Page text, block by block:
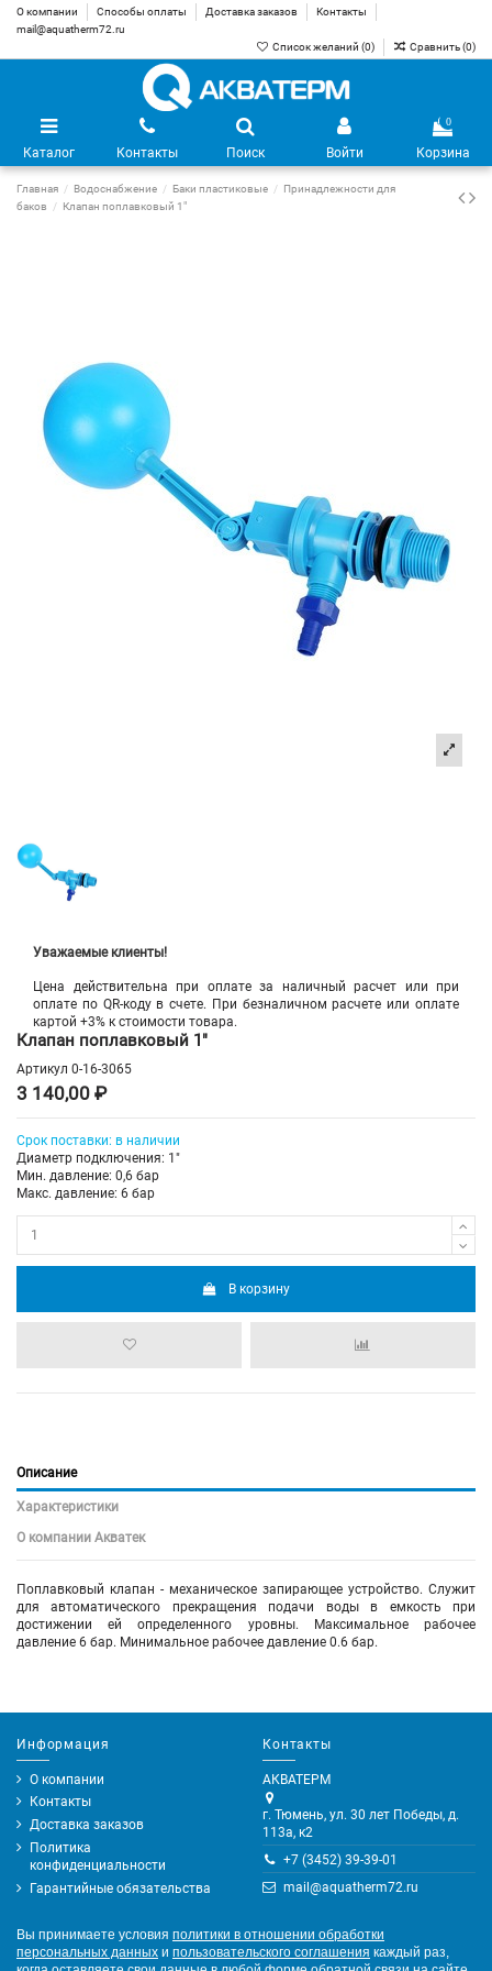
О компании Способы оплаты Доставка заказов
Контакты
mail@aquatherm72.ru
Список желаний (0) Сравнить (0)
Каталог Контакты Поиск Войти
0
Корзина
Главная Водоснабжение Баки пластиковые
Принадлежности для
баков
Клапан поплавковый 1"
Уважаемые клиенты!
Цена действительна при оплате за наличный расчет или при
оплате по QR-коду в счете. При безналичном расчете или оплате
картой +3% к стоимости товара.
Клапан поплавковый 1"
Артикул 0-16-3065
3 140,00 ₽
Срок поставки: в наличии
Диаметр подключения: 1"
Мин. давление: 0,6 бар
Макс. давление: 6 бар
В корзину
Описание
Характеристики
О компании Акватек
Поплавковый клапан - механическое запирающее устройство. Служит
для автоматического прекращения подачи воды в емкость при
достижении ей определенного уровны. Максимальное рабочее
давление 6 бар. Минимальное рабочее давление 0.6 бар.
Информация
О компании
Контакты
Доставка заказов
Политика
конфиденциальности
Гарантийные обязательства
Контакты
АКВАТЕРМ
г. Тюмень, ул. 30 лет Победы, д.
113а, к2
+7 (3452) 39-39-01
mail@aquatherm72.ru
Вы принимаете условия политики в отношении обработки
персональных данных и пользовательского соглашения каждый раз,